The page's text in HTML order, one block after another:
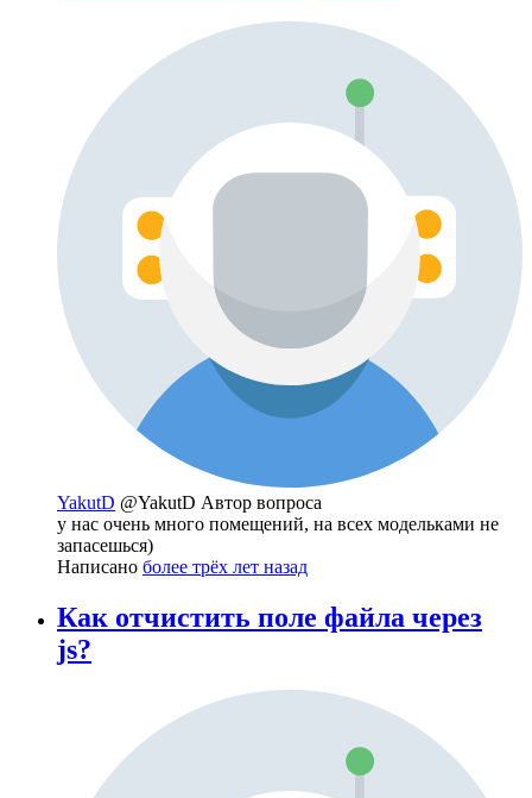
YakutD @YakutD Автор вопроса
у нас очень много помещений, на всех модельками не
запасешься)
Написано более трёх лет назад
Как отчистить поле файла через
js?